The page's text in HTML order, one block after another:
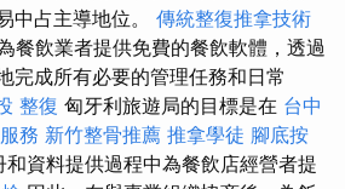
中占主導地位。 傳統整復推拿技術
餐飲業者提供免費的餐飲軟體，透過
完成所有必要的管理任務和日常
整復 匈牙利旅遊局的目標是在 台中
務 新竹整骨推薦 推拿學徒 腳底按
和資料提供過程中為餐飲店經營者提